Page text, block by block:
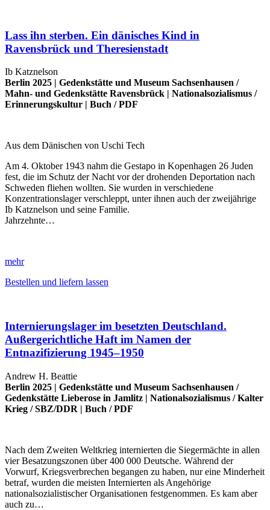
Lass ihn sterben. Ein dänisches Kind in
Ravensbrück und Theresienstadt
Ib Katznelson
Berlin 2025 | Gedenkstätte und Museum Sachsenhausen /
Mahn- und Gedenkstätte Ravensbrück | Nationalsozialismus /
Erinnerungskultur | Buch /PDF
Aus dem Dänischen von Uschi Tech
Am 4. Oktober 1943 nahm die Gestapo in Kopenhagen 26 Juden
fest, die im Schutz der Nacht vor der drohenden Deportation nach
Schweden fliehen wollten. Sie wurden in verschiedene
Konzentrationslager verschleppt, unter ihnen auch der zweijährige
Ib Katznelson und seine Familie.
Jahrzehnte…
mehr
Bestellen und liefern lassen
Internierungslager im besetzten Deutschland.
Außergerichtliche Haft im Namen der
Entnazifizierung 1945–1950
Andrew H. Beattie
Berlin 2025 | Gedenkstätte und Museum Sachsenhausen /
Gedenkstätte Lieberose in Jamlitz | Nationalsozialismus /Kalter
Krieg /SBZ/DDR | Buch /PDF
Nach dem Zweiten Weltkrieg internierten die Siegermächte in allen
vier Besatzungszonen über 400 000 Deutsche. Während der
Vorwurf, Kriegsverbrechen begangen zu haben, nur eine Minderheit
betraf, wurden die meisten Internierten als Angehörige
nationalsozialistischer Organisationen festgenommen. Es kam aber
auch zu…